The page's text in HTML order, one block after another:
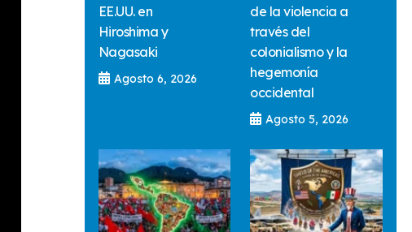
EE.UU. en
Hiroshima y
Nagasaki
Agosto 6, 2026
de la violencia a
través del
colonialismo y la
hegemonía
occidental
Agosto 5, 2026